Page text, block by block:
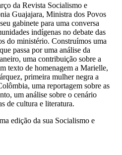
da Revista Socialismo e
Guajajara, Ministra dos Povos
gabinete para uma conversa
indígenas no debate das
do ministério. Construímos uma
passa por uma análise da
uma contribuição sobre a
texto de homenagem a Marielle,
primeira mulher negra a
uma reportagem sobre as
um análise sobre o cenário
de cultura e literatura.
edição da sua Socialismo e